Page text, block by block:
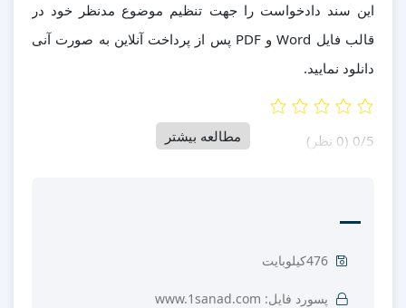
این سند دادخواست را جهت تنظیم موضوع مدنظر خود در
قالب فایل Word و PDF پس از پرداخت آنلاین به صورت آنی
دانلود نمایید.
‫0/5 ‫(0 نظر) مطالعه بیشتر
476کیلوبایت
پسورد فایل: www.1sanad.com